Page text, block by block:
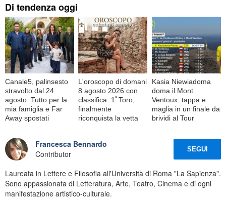
Di tendenza oggi
Canale5, palinsesto
stravolto dal 24
agosto: Tutto per la
mia famiglia e Far
Away spostati
L'oroscopo di domani
8 agosto 2026 con
classifica: 1ﾟToro,
finalmente
riconquista la vetta
Kasia Niewiadoma
doma il Mont
Ventoux: tappa e
maglia in un finale da
brividi al Tour
Francesca Bennardo
Contributor
SEGUI
Laureata in Lettere e Filosofia all'Università di Roma "La Sapienza".
Sono appassionata di Letteratura, Arte, Teatro, Cinema e di ogni
manifestazione artistico-culturale.